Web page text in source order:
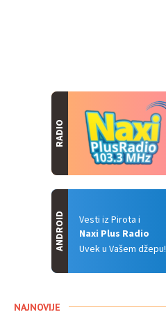
RADIO
Vesti iz Pirota i
Naxi Plus Radio
Uvek u Vašem džepu!
ANDROID
NAJNOVIJE